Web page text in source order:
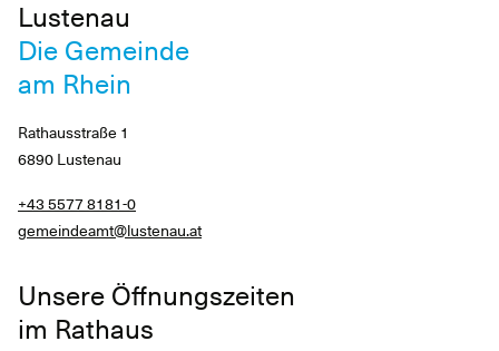
Lustenau
Die Gemeinde
am Rhein
Rathausstraße 1
6890 Lustenau
+43 5577 8181-0
gemeindeamt@lustenau.at
Unsere Öffnungszeiten
im Rathaus